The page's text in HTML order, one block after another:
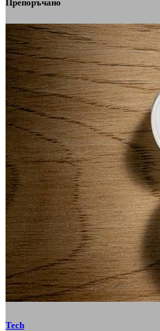
Препоръчано
Tech